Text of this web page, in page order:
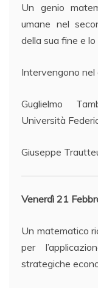
Un genio
umane nel
della sua fine e
Intervengono
Guglielmo
Università
Giuseppe
Venerdì 21
Un matematico
per
strategiche